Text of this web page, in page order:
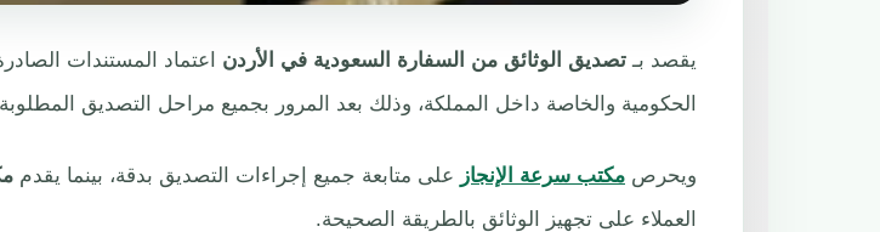
يقصد بـ تصديق الوثائق من السفارة السعودية في الأردن اعتماد المستندات
الحكومية والخاصة داخل المملكة، وذلك بعد المرور بجميع مراحل التصديق
ويحرص مكتب سرعة الإنجاز على متابعة جميع إجراءات التصديق بدقة، بينما يقدم
العملاء على تجهيز الوثائق بالطريقة الصحيحة.